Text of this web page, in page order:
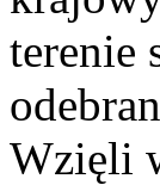
terenie
Wzięli